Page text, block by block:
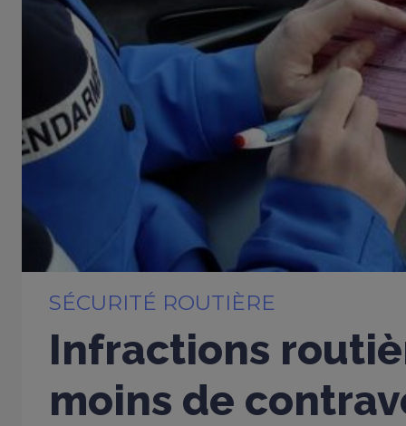
SÉCURITÉ ROUTIÈRE
Infractions
moins de